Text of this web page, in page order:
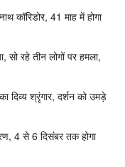
कॉरिडोर, 41 माह में होगा
रहे तीन लोगों पर हमला,
श्रृंगार, दर्शन को उमड़े
4 से 6 दिसंबर तक होगा